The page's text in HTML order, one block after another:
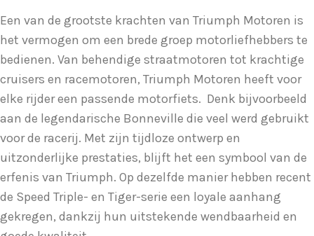
Een van de grootste krachten van Triumph Motoren is
het vermogen om een brede groep motorliefhebbers te
bedienen. Van behendige straatmotoren tot krachtige
cruisers en racemotoren, Triumph Motoren heeft voor
elke rijder een passende motorfiets. Denk bijvoorbeeld
aan de legendarische Bonneville die veel werd gebruikt
voor de racerij. Met zijn tijdloze ontwerp en
uitzonderlijke prestaties, blijft het een symbool van de
erfenis van Triumph. Op dezelfde manier hebben recent
de Speed Triple- en Tiger-serie een loyale aanhang
gekregen, dankzij hun uitstekende wendbaarheid en